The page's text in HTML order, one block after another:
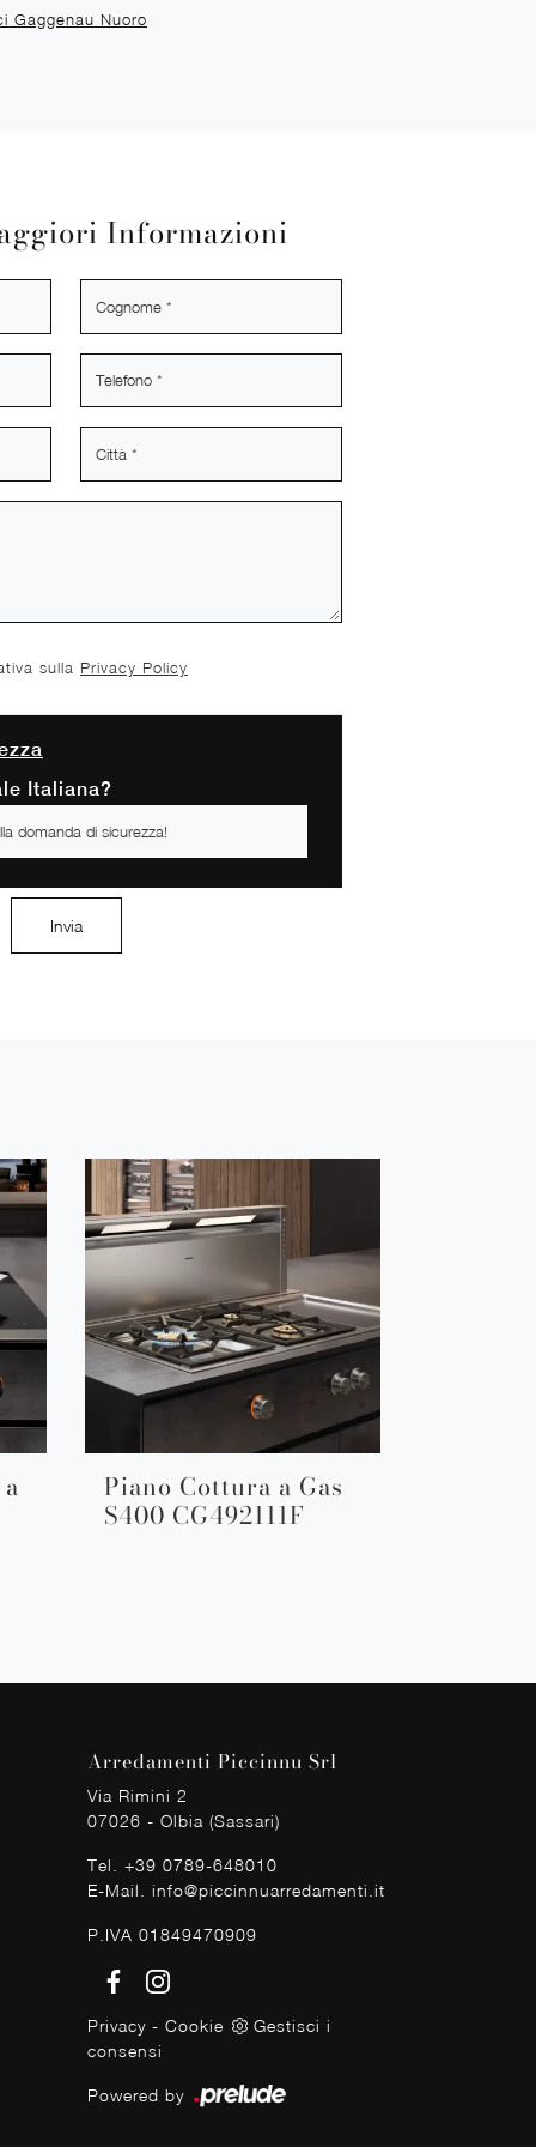
Gaggenau Nuoro
Informazioni
sulla Privacy Policy
Italiana?
Invia
Piano Cottura a Gas
S400 CG492111F
Arredamenti Piccinnu Srl
Via Rimini 2
07026 - Olbia (Sassari)
Tel. +39 0789-648010
E-Mail. info@piccinnuarredamenti.it
P.IVA 01849470909
Privacy - Cookie
Gestisci i
consensi
Powered by